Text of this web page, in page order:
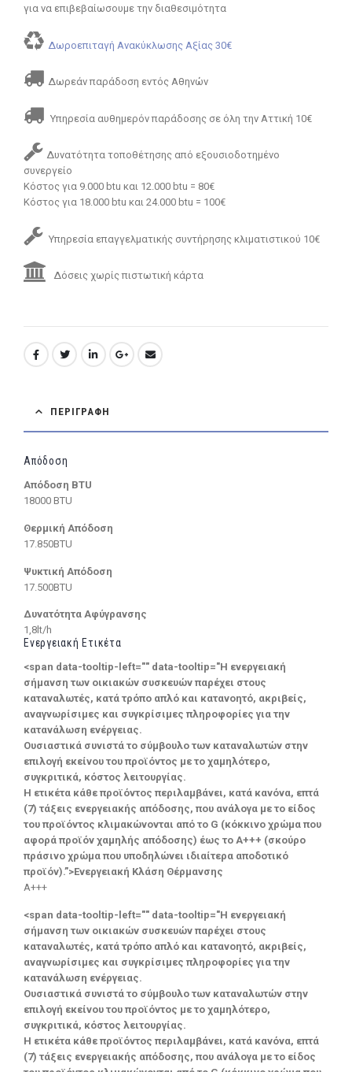
για να επιβεβαίωσουμε την διαθεσιμότητα
Δωροεπιταγή Ανακύκλωσης Αξίας 30€
Δωρεάν παράδοση εντός Αθηνών
Υπηρεσία αυθημερόν παράδοσης σε όλη την Αττική 10€
Δυνατότητα τοποθέτησης από εξουσιοδοτημένο
συνεργείο
Κόστος για 9.000 btu και 12.000 btu = 80€
Κόστος για 18.000 btu και 24.000 btu = 100€
Υπηρεσία επαγγελματικής συντήρησης κλιματιστικού 10€
Δόσεις χωρίς πιστωτική κάρτα
ΠΕΡΙΓΡΑΦΉ
Απόδοση
Απόδοση BTU
18000 BTU
Θερμική Απόδοση
17.850BTU
Ψυκτική Απόδοση
17.500BTU
Δυνατότητα Αφύγρανσης
1,8lt/h
Ενεργειακή Ετικέτα
<span data-tooltip-left="" data-tooltip="Η ενεργειακή
σήμανση των οικιακών συσκευών παρέχει στους
καταναλωτές, κατά τρόπο απλό και κατανοητό, ακριβείς,
αναγνωρίσιμες και συγκρίσιμες πληροφορίες για την
κατανάλωση ενέργειας.
Ουσιαστικά συνιστά το σύμβουλο των καταναλωτών στην
επιλογή εκείνου του προϊόντος με το χαμηλότερο,
συγκριτικά, κόστος λειτουργίας.
Η ετικέτα κάθε προϊόντος περιλαμβάνει, κατά κανόνα, επτά
(7) τάξεις ενεργειακής απόδοσης, που ανάλογα με το είδος
του προϊόντος κλιμακώνονται από το G (κόκκινο χρώμα που
αφορά προϊόν χαμηλής απόδοσης) έως το Α+++ (σκούρο
πράσινο χρώμα που υποδηλώνει ιδιαίτερα αποδοτικό
προϊόν).”>Ενεργειακή Κλάση Θέρμανσης
A+++
<span data-tooltip-left="" data-tooltip="Η ενεργειακή
σήμανση των οικιακών συσκευών παρέχει στους
καταναλωτές, κατά τρόπο απλό και κατανοητό, ακριβείς,
αναγνωρίσιμες και συγκρίσιμες πληροφορίες για την
κατανάλωση ενέργειας.
Ουσιαστικά συνιστά το σύμβουλο των καταναλωτών στην
επιλογή εκείνου του προϊόντος με το χαμηλότερο,
συγκριτικά, κόστος λειτουργίας.
Η ετικέτα κάθε προϊόντος περιλαμβάνει, κατά κανόνα, επτά
(7) τάξεις ενεργειακής απόδοσης, που ανάλογα με το είδος